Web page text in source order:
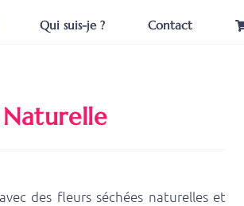
Qui suis-je ? Contact
Naturelle
des fleurs séchées naturelles et